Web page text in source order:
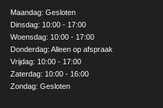
o
k
g
r
a
m
e
Maandag: Gesloten
Dinsdag: 10:00 - 17:00
Woensdag: 10:00 - 17:00
Donderdag: Alleen op afspraak
Vrijdag: 10:00 - 17:00
Zaterdag: 10:00 - 16:00
Zondag: Gesloten